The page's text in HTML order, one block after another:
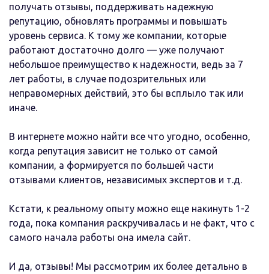
получать отзывы, поддерживать надежную
репутацию, обновлять программы и повышать
уровень сервиса. К тому же компании, которые
работают достаточно долго — уже получают
небольшое преимущество к надежности, ведь за 7
лет работы, в случае подозрительных или
неправомерных действий, это бы всплыло так или
иначе.
В интернете можно найти все что угодно, особенно,
когда репутация зависит не только от самой
компании, а формируется по большей части
отзывами клиентов, независимых экспертов и т.д.
Кстати, к реальному опыту можно еще накинуть 1-2
года, пока компания раскручивалась и не факт, что с
самого начала работы она имела сайт.
И да, отзывы! Мы рассмотрим их более детально в